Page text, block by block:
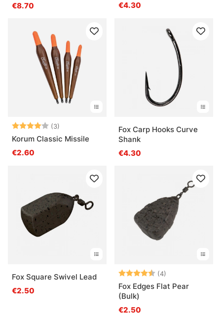
€8.70
€4.30
Note: (3)
Korum Classic Missile
€2.60
Fox Carp Hooks Curve
Shank
€4.30
Fox Square Swivel Lead
€2.50
Note: (4)
Fox Edges Flat Pear
(Bulk)
€2.50